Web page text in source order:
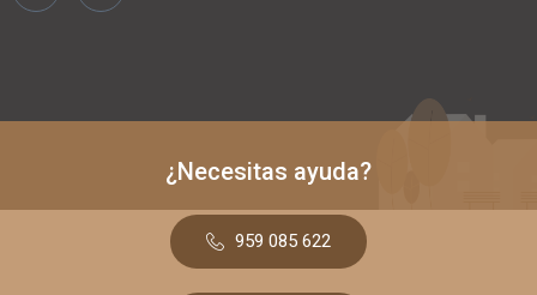
¿Necesitas ayuda?
959 085 622